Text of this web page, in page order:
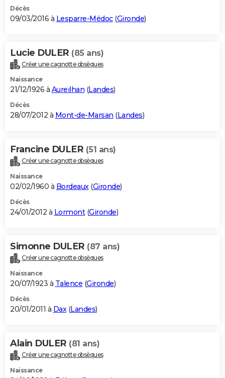
Décès
09/03/2016 à Lesparre-Médoc(Gironde)
Lucie DULER (85 ans)
Créer une cagnotte obsèques
Naissance
21/12/1926 à Aureilhan (Landes)
Décès
28/07/2012 à Mont-de-Marsan (Landes)
Francine DULER (51 ans)
Créer une cagnotte obsèques
Naissance
02/02/1960 à Bordeaux(Gironde)
Décès
24/01/2012 à Lormont(Gironde)
Simonne DULER (87 ans)
Créer une cagnotte obsèques
Naissance
20/07/1923 à Talence (Gironde)
Décès
20/01/2011 à Dax(Landes)
Alain DULER (81 ans)
Créer une cagnotte obsèques
Naissance